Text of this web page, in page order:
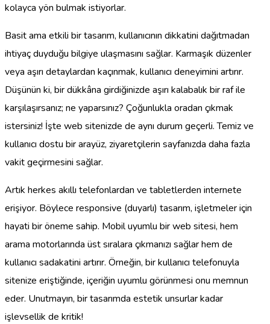
kolayca yön bulmak istiyorlar.
Basit ama etkili bir tasarım, kullanıcının dikkatini dağıtmadan
ihtiyaç duyduğu bilgiye ulaşmasını sağlar. Karmaşık düzenler
veya aşırı detaylardan kaçınmak, kullanıcı deneyimini artırır.
Düşünün ki, bir dükkâna girdiğinizde aşırı kalabalık bir raf ile
karşılaşırsanız; ne yaparsınız? Çoğunlukla oradan çıkmak
istersiniz! İşte web sitenizde de aynı durum geçerli. Temiz ve
kullanıcı dostu bir arayüz, ziyaretçilerin sayfanızda daha fazla
vakit geçirmesini sağlar.
Artık herkes akıllı telefonlardan ve tabletlerden internete
erişiyor. Böylece responsive (duyarlı) tasarım, işletmeler için
hayati bir öneme sahip. Mobil uyumlu bir web sitesi, hem
arama motorlarında üst sıralara çıkmanızı sağlar hem de
kullanıcı sadakatini artırır. Örneğin, bir kullanıcı telefonuyla
sitenize eriştiğinde, içeriğin uyumlu görünmesi onu memnun
eder. Unutmayın, bir tasarımda estetik unsurlar kadar
işlevsellik de kritik!